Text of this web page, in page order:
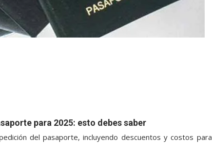
para 2025: esto debes saber
del pasaporte, incluyendo descuentos y costos para